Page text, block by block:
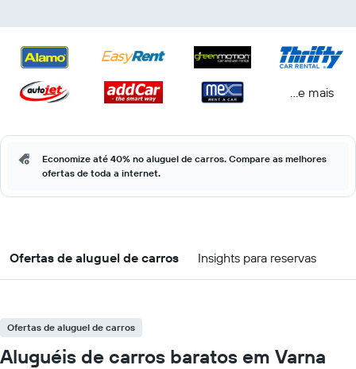
...e mais
Economize até 40% no aluguel de carros. Compare as melhores
ofertas de toda a internet.
Ofertas de aluguel de carros Insights para reservas
Ofertas de aluguel de carros
Aluguéis de carros baratos em Varna